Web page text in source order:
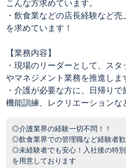
こんな方求めています。
・飲食業などの店長経験など
を求めています！
【業務内容】
・現場のリーダーとして、ス
やマネジメント業務を推進しま
・介護が必要な方に、日帰り
機能訓練、レクリエーションな
◎介護業界の経験一切不問！！
◎飲食業界での管理職など経験者歓
◎未経験者でも安心！入社後の特
を用意しております